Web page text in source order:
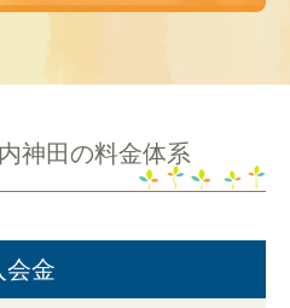
神田の料金体系
会金